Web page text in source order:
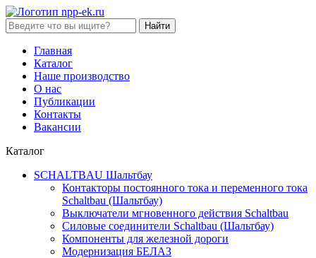
Найти
Главная
Каталог
Наше производство
О нас
Публикации
Контакты
Вакансии
Каталог
SCHALTBAU Шальтбау
Контакторы постоянного тока и переменного тока
Sсhaltbau (Шальтбау)
Выключатели мгновенного действия Sсhaltbau
Силовые соединители Sсhaltbau (Шальтбау)
Компоненты для железной дороги
Модернизация БЕЛАЗ